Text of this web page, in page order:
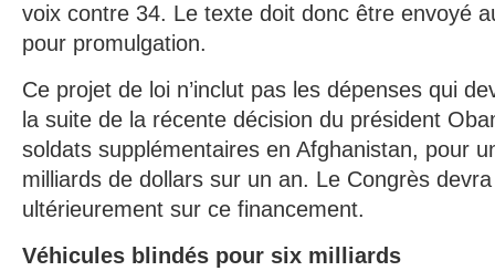
voix contre 34. Le texte doit donc être envoyé
pour promulgation.
Ce projet de loi n’inclut pas les dépenses qui
la suite de la récente décision du président
soldats supplémentaires en Afghanistan, pour
milliards de dollars sur un an. Le Congrès
ultérieurement sur ce financement.
Véhicules blindés pour six milliards